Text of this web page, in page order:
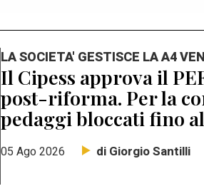
LA SOCIETA' GESTISCE LA A4
Il Cipess approva il
post-riforma. Per la
pedaggi bloccati fino
05 Ago 2026 di Giorgio Santilli